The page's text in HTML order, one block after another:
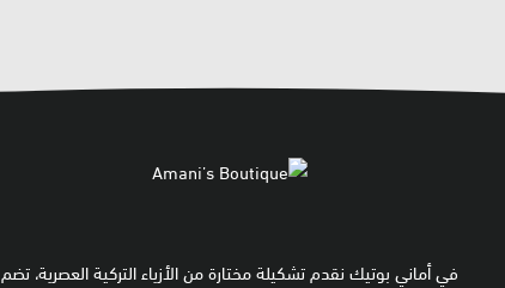
في أماني بوتيك نقدم تشكيلة مختارة من الأزياء التركية العصرية، تضم